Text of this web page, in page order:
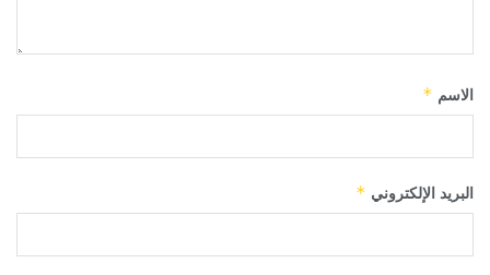
الاسم *
البريد الإلكتروني *